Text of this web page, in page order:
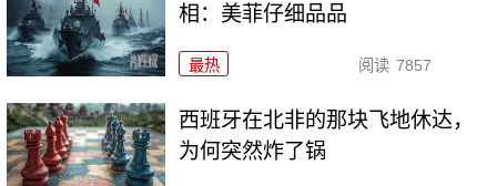
相：美菲仔细品品
最热 阅读 7857
西班牙在北非的那块飞地休达，
为何突然炸了锅